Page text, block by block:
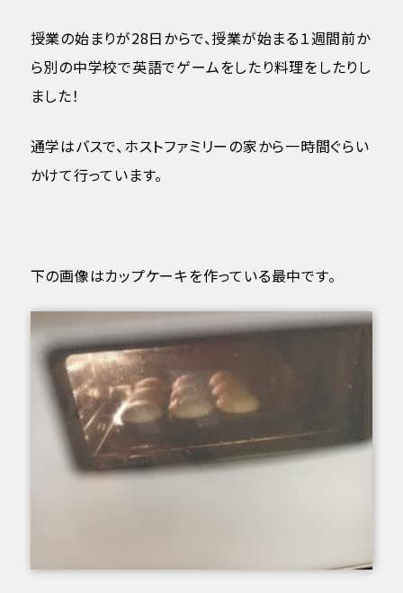
授業の始まりが28日からで、授業が始まる１週間前か
ら別の中学校で英語でゲームをしたり料理をしたりし
ました！
通学はバスで、ホストファミリーの家から一時間ぐらい
かけて行っています。
下の画像はカップケーキを作っている最中です。